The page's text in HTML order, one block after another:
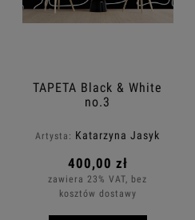
TAPETA Black & White
no.3
Artysta: Katarzyna Jasyk
400,00 zł
zawiera 23% VAT, bez
kosztów dostawy